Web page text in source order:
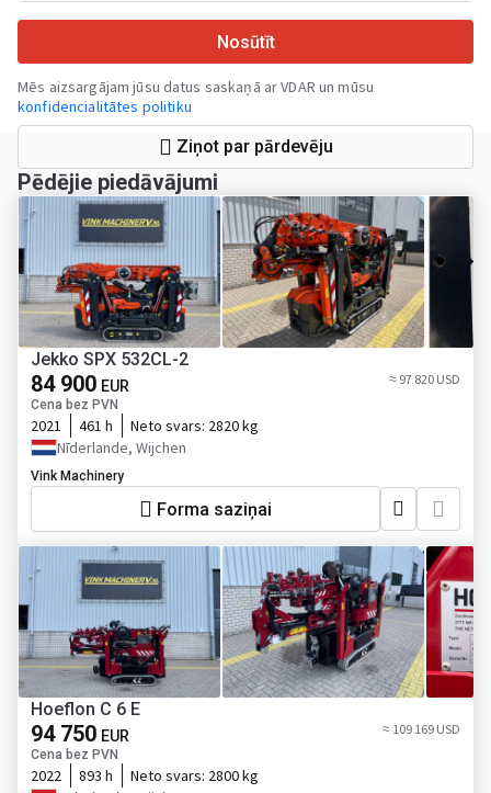
Nosūtīt
Mēs aizsargājam jūsu datus saskaņā ar VDAR un mūsu
konfidencialitātes politiku
Ziņot par pārdevēju
Pēdējie piedāvājumi
Jekko SPX 532CL-2
84 900 EUR
Cena bez PVN
≈ 97 820 USD
2021 461 h Neto svars: 2820 kg
Nīderlande, Wijchen
Vink Machinery
Forma saziņai
Hoeflon C 6 E
94 750 EUR
Cena bez PVN
≈ 109 169 USD
2022 893 h Neto svars: 2800 kg